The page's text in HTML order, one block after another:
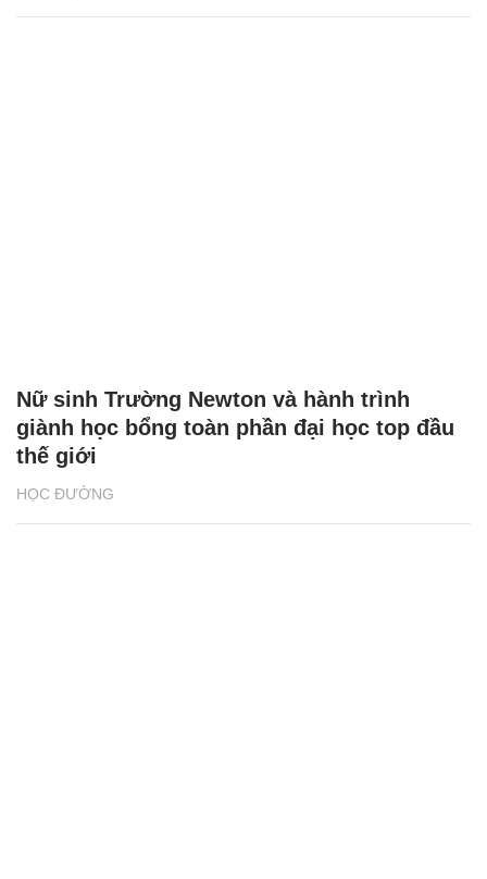
HỌC ĐƯỜNG
Nữ sinh Trường Newton và hành trình
giành học bổng toàn phần đại học top đầu
thế giới